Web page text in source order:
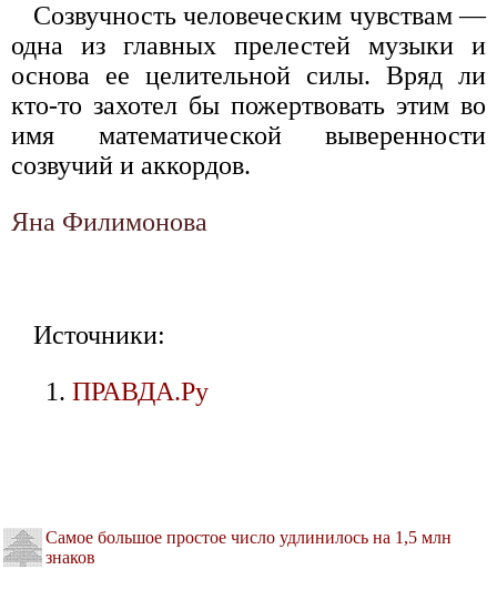
Созвучность человеческим чувствам —
одна из главных прелестей музыки и
основа ее целительной силы. Вряд ли
кто-то захотел бы пожертвовать этим во
имя математической выверенности
созвучий и аккордов.
Яна Филимонова
Источники:
ПРАВДА.Ру
Самое большое простое число удлинилось на 1,5 млн
знаков